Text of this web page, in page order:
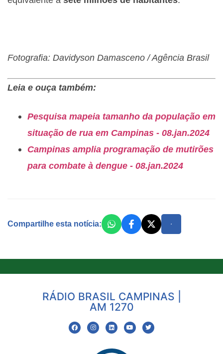
Fotografia: Davidyson Damasceno / Agência Brasil
Leia e ouça também:
Pesquisa mapeia tamanho da população em
situação de rua em Campinas - 08.jan.2024
Campinas amplia programação de mutirões
para combate à dengue - 08.jan.2024
Compartilhe esta notícia:
RÁDIO BRASIL CAMPINAS |
AM 1270